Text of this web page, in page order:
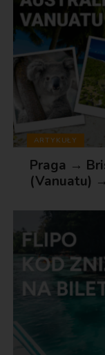
ARTYKUŁY
Praga →
(Vanuatu)